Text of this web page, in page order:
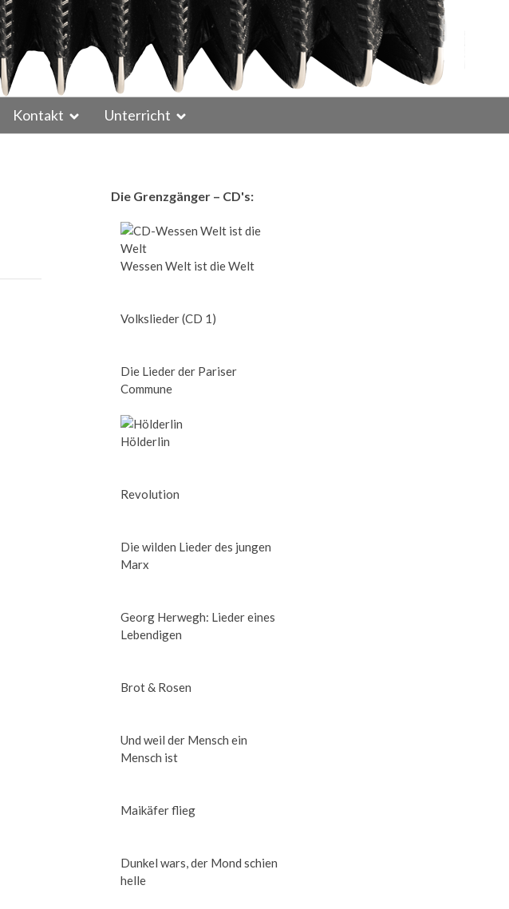
Kontakt Unterricht
Die Grenzgänger – CD's:
Wessen Welt ist die Welt
Volkslieder (CD 1)
Die Lieder der Pariser
Commune
Hölderlin
Revolution
Die wilden Lieder des jungen
Marx
Georg Herwegh: Lieder eines
Lebendigen
Brot & Rosen
Und weil der Mensch ein
Mensch ist
Maikäfer flieg
Dunkel wars, der Mond schien
helle